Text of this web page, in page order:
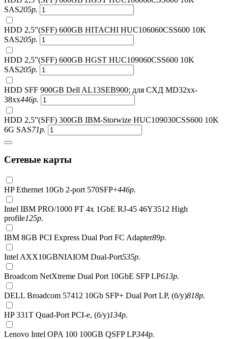
SAS205р.
HDD 2,5”(SFF) 600GB HITACHI HUC106060CSS600 10K
SAS205р.
HDD 2,5”(SFF) 600GB HGST HUC109060CSS600 10K
SAS205р.
HDD SFF 900GB Dell AL13SEB900; для СХД MD32xx-
38xx446р.
HDD 2,5”(SFF) 300GB IBM-Storwize HUC109030CSS600 10K
6G SAS71р.
Сетевые карты
HP Ethernet 10Gb 2-port 570SFP+446р.
Intel IBM PRO/1000 PT 4x 1GbE RJ-45 46Y3512 High
profile125р.
IBM 8GB PCI Express Dual Port FC Adapter89р.
Intel AXX10GBNIAIOM Dual-Port535р.
Broadcom NetXtreme Dual Port 10GbE SFP LP613р.
DELL Broadcom 57412 10Gb SFP+ Dual Port LP, (б/у)818р.
HP 331T Quad-Port PCI-e, (б/у)134р.
Lenovo Intel OPA 100 100GB QSFP LP344р.